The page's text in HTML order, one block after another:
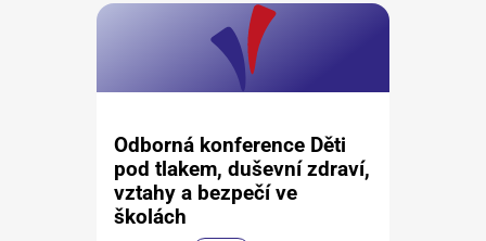
Odborná konference Děti
pod tlakem, duševní zdraví,
vztahy a bezpečí ve
školách